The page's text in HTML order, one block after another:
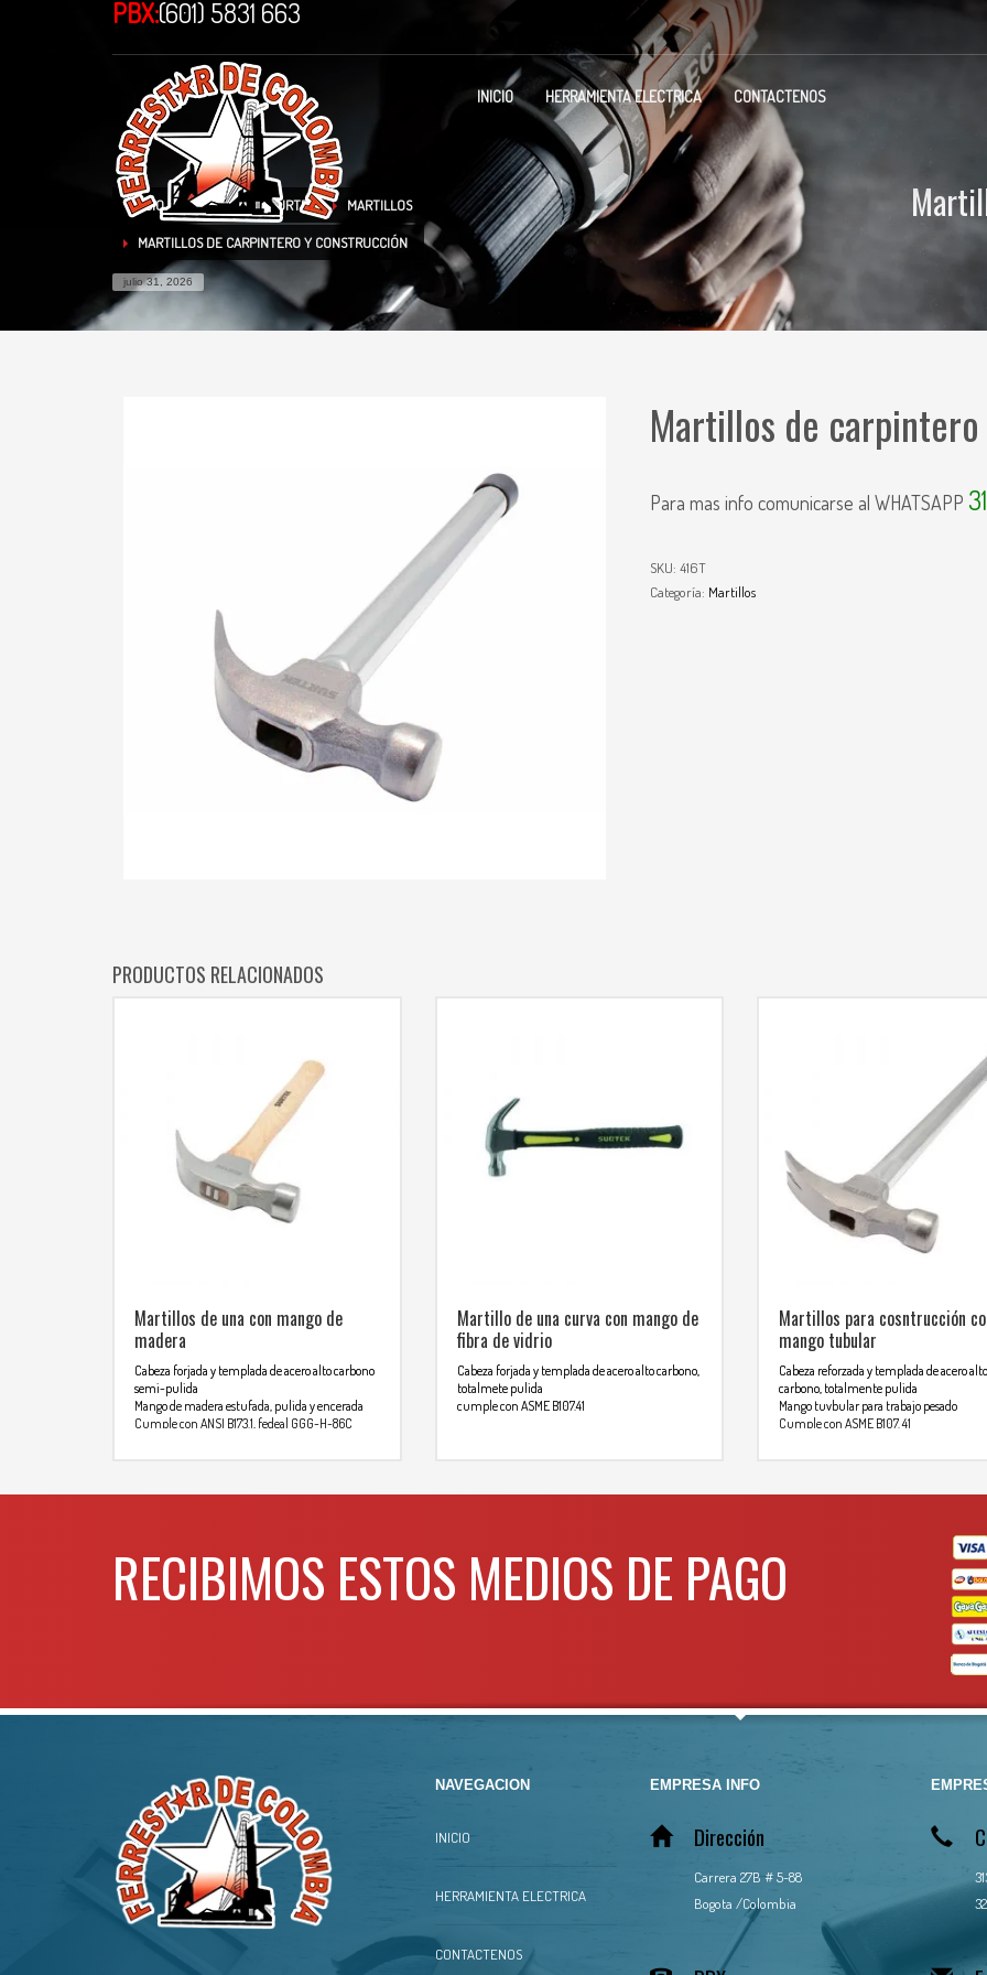
PBX:(601) 5831 663
INICIO HERRAMIENTA ELECTRICA CONTACTENOS
INICIO TIENDA SURTEK MARTILLOS
MARTILLOS DE CARPINTERO Y CONSTRUCCIÓN
julio 31, 2026
Martillos de
Para mas info comunicarse al WHATSAPP
SKU: 416T
Categoría: Martillos
PRODUCTOS RELACIONADOS
Martillos de una con mango de
madera
Cabeza forjada y templada de acero alto carbono
semi-pulida
Mango de madera estufada, pulida y encerada
Cumple con ANSI B173.1, fedeal GGG-H-86C
WHATSAPP3134392699
Martillo de una curva con mango de
fibra de vidrio
Cabeza forjada y templada de acero alto carbono,
totalmete pulida
cumple con ASME B107.41
Martillos para cosntrucción
mango tubular
Cabeza reforzada y templada de acero alto
carbono, totalmente pulida
Mango tuvbular para trabajo pesado
Cumple con ASME B107. 41
RECIBIMOS ESTOS MEDIOS DE PAGO
NAVEGACION
INICIO
HERRAMIENTA ELECTRICA
CONTACTENOS
EMPRESA INFO
Dirección
Carrera 27B # 5-88
Bogota /Colombia